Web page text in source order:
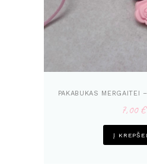
PAKABUKAS MERGAITEI
7,00€
Į